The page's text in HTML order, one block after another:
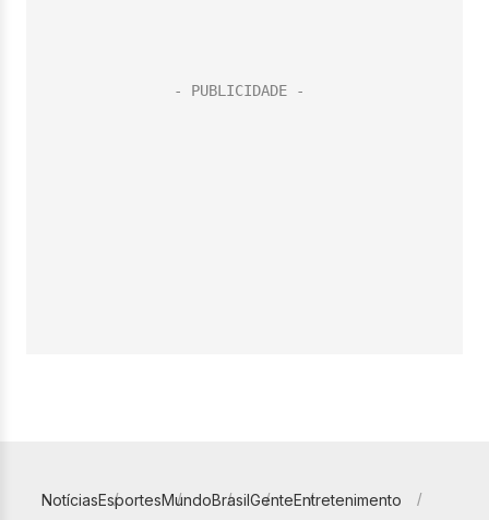
NotíciasEsportesMundoBrasilGenteEntretenimento